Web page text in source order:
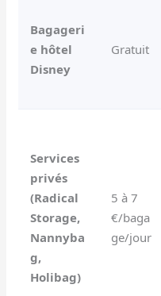
Bagageri
e hôtel
Disney
Gratuit
Services
privés
(Radical
Storage,
Nannyba
g,
Holibag)
5 à 7
€/baga
ge/jour